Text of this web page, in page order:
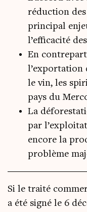
réduction
principal
l’efficacité
En
l’exportation
le vin, les
pays du
La
par
encore la
problème
Si le trai­té
a été signé le 6